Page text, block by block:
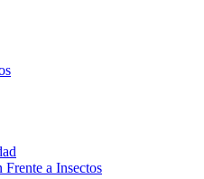
a Insectos